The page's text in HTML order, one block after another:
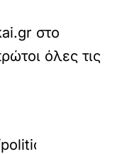
στο
όλες τις